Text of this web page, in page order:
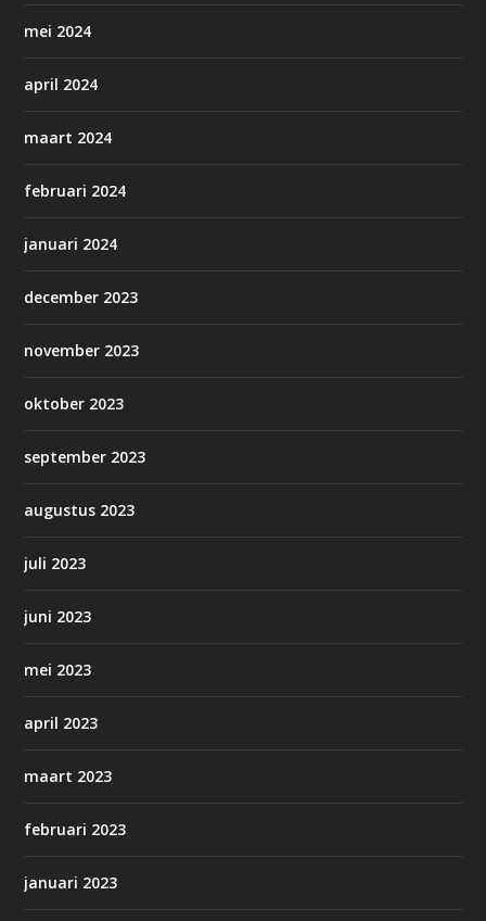
mei 2024
april 2024
maart 2024
februari 2024
januari 2024
december 2023
november 2023
oktober 2023
september 2023
augustus 2023
juli 2023
juni 2023
mei 2023
april 2023
maart 2023
februari 2023
januari 2023